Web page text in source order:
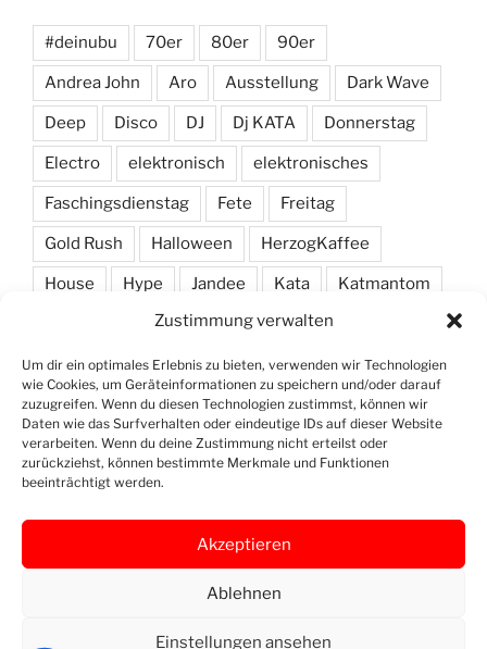
Zustimmung verwalten
Um dir ein optimales Erlebnis zu bieten, verwenden wir Technologien
wie Cookies, um Geräteinformationen zu speichern und/oder darauf
zuzugreifen. Wenn du diesen Technologien zustimmst, können wir
Daten wie das Surfverhalten oder eindeutige IDs auf dieser Website
verarbeiten. Wenn du deine Zustimmung nicht erteilst oder
zurückziehst, können bestimmte Merkmale und Funktionen
beeinträchtigt werden.
Akzeptieren
Ablehnen
Einstellungen ansehen
#deinubu 70er 80er 90er
Andrea John Aro Ausstellung Dark Wave
Deep Disco DJ Dj KATA Donnerstag
Electro elektronisch elektronisches
Faschingsdienstag Fete Freitag
Gold Rush Halloween HerzogKaffee
House Hype Jandee Kata Katmantom
Manic Markus Haas
Minimal Minimarc Musik Party Pendel
Pendelmann Programm Rock Row
Samstag Shawn Deep Simon Techno
Vinyl
Yelp